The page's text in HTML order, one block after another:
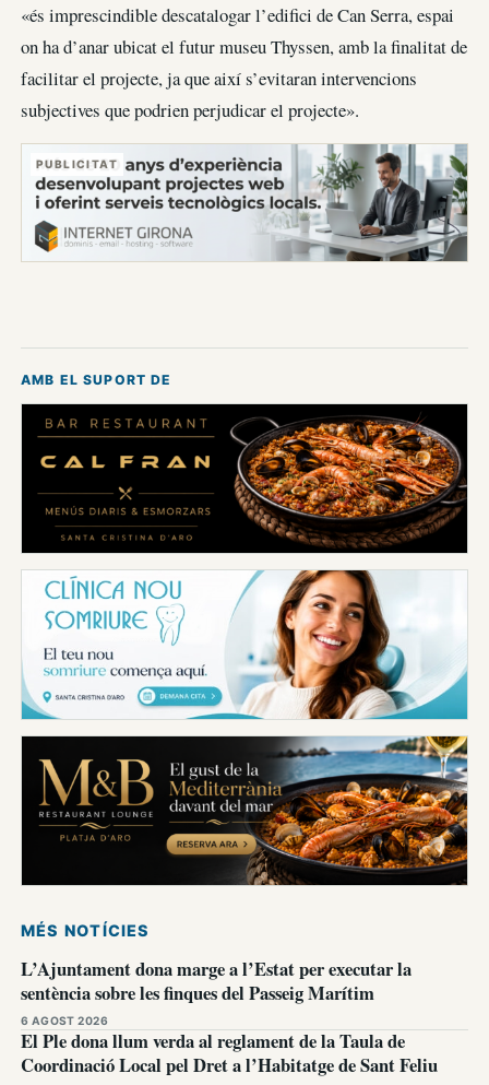
«és imprescindible descatalogar l’edifici de Can Serra, espai
on ha d’anar ubicat el futur museu Thyssen, amb la finalitat de
facilitar el projecte, ja que així s’evitaran intervencions
subjectives que podrien perjudicar el projecte».
PUBLICITAT
AMB EL SUPORT DE
MÉS NOTÍCIES
L’Ajuntament dona marge a l’Estat per executar la
sentència sobre les finques del Passeig Marítim
6 AGOST 2026
El Ple dona llum verda al reglament de la Taula de
Coordinació Local pel Dret a l’Habitatge de Sant Feliu